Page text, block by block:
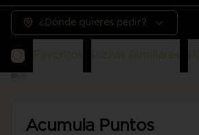
¿Dónde quieres pedir?
Acumula Puntos